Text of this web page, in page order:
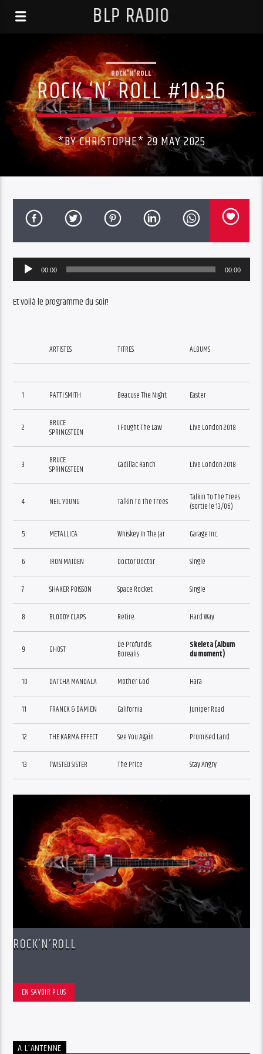
BLP RADIO
ROCK'N'ROLL
ROCK ‘N’ ROLL #10.36
*BY CHRISTOPHE* 29 MAY 2025
Audio
Player
00:00 00:00
Et voilà le programme du soir!
ARTISTES TITRES ALBUMS
1 PATTI SMITH Beacuse The Night Easter
2
BRUCE
SPRINGSTEEN
I Fought The Law Live London 2018
3
BRUCE
SPRINGSTEEN
Cadillac Ranch Live London 2018
4 NEIL YOUNG Talkin To The Trees
Talkin To The Trees
(sortie le 13/06)
5 METALLICA Whiskey In The Jar Garage Inc.
6 IRON MAIDEN Doctor Doctor Single
7 SHAKER POISSON Space Rocket Single
8 BLOODY CLAPS Retire Hard Way
9 GHOST
De Profundis
Borealis
Skeleta (Album
du moment)
10 DATCHA MANDALA Mother God Hara
11 FRANCK & DAMIEN California Juniper Road
12 THE KARMA EFFECT See You Again Promised Land
13 TWISTED SISTER The Price Stay Angry
ROCK’N’ROLL
EN SAVOIR PLUS
A L’ANTENNE